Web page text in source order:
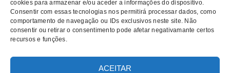
cookies para armazenar e/ou aceder a informações do dispositivo.
Consentir com essas tecnologias nos permitirá processar dados, como
comportamento de navegação ou IDs exclusivos neste site. Não
consentir ou retirar o consentimento pode afetar negativamante certos
recursos e funções.
ACEITAR
Política
de
Privacidade
da